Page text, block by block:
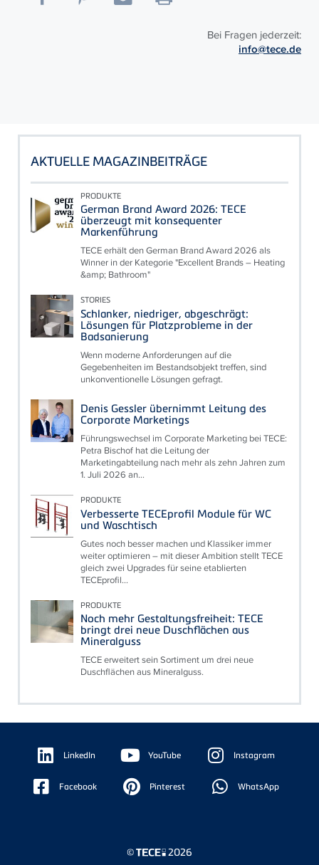
Bei Fragen jederzeit:
info@tece.de
AKTUELLE MAGAZINBEITRÄGE
PRODUKTE
German Brand Award 2026: TECE
überzeugt mit konsequenter
Markenführung
TECE erhält den German Brand Award 2026 als
Winner in der Kategorie "Excellent Brands – Heating
&amp; Bathroom"
STORIES
Schlanker, niedriger, abgeschrägt:
Lösungen für Platzprobleme in der
Badsanierung
Wenn moderne Anforderungen auf die
Gegebenheiten im Bestandsobjekt treffen, sind
unkonventionelle Lösungen gefragt.
Denis Gessler übernimmt Leitung des
Corporate Marketings
Führungswechsel im Corporate Marketing bei TECE:
Petra Bischof hat die Leitung der
Marketingabteilung nach mehr als zehn Jahren zum
1. Juli 2026 an...
PRODUKTE
Verbesserte TECEprofil Module für WC
und Waschtisch
Gutes noch besser machen und Klassiker immer
weiter optimieren – mit dieser Ambition stellt TECE
gleich zwei Upgrades für seine etablierten
TECEprofil...
PRODUKTE
Noch mehr Gestaltungsfreiheit: TECE
bringt drei neue Duschflächen aus
Mineralguss
TECE erweitert sein Sortiment um drei neue
Duschflächen aus Mineralguss.
Floating
Sidebar LinkedIn YouTube Instagram
Facebook Pinterest WhatsApp
© 2026